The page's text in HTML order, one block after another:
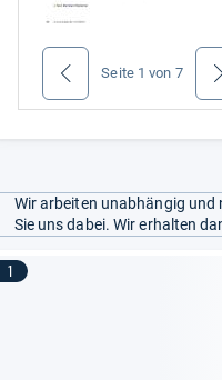
zurück Seite 1 von 7 weiter
Wir arbeiten unabhängig und
Sie uns dabei. Wir erhalten
1